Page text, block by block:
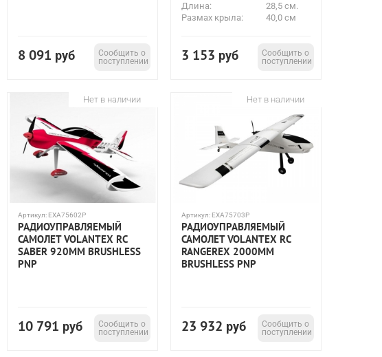
8 091 руб
Сообщить о
поступлении
Длина:
28,5 см.
Размах крыла:
40,0 см
3 153 руб
Сообщить о
поступлении
Нет в наличии
Артикул: EXA75602P
РАДИОУПРАВЛЯЕМЫЙ
САМОЛЕТ VOLANTEX RC
SABER 920ММ BRUSHLESS
PNP
10 791 руб
Сообщить о
поступлении
Нет в наличии
Артикул: EXA75703P
РАДИОУПРАВЛЯЕМЫЙ
САМОЛЕТ VOLANTEX RC
RANGEREX 2000MM
BRUSHLESS PNP
23 932 руб
Сообщить о
поступлении